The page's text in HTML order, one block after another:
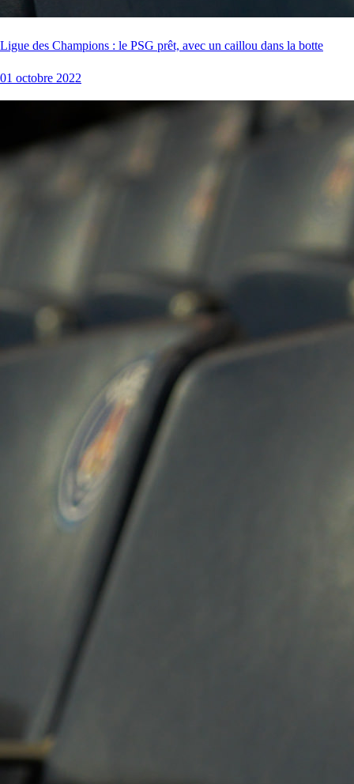
Ligue des Champions : le PSG prêt, avec un caillou dans la botte
01 octobre 2022